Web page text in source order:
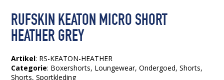
RUFSKIN KEATON MICRO SHORT
HEATHER GREY
Artikel: RS-KEATON-HEATHER
Categorie: Boxershorts, Loungewear,Ondergoed,Shorts,
Shorts,Sportkleding